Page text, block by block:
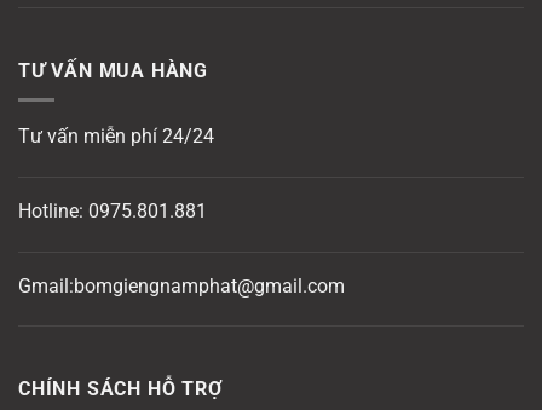
TƯ VẤN MUA HÀNG
Tư vấn miễn phí 24/24
Hotline: 0975.801.881
Gmail:bomgiengnamphat@gmail.com
CHÍNH SÁCH HỖ TRỢ